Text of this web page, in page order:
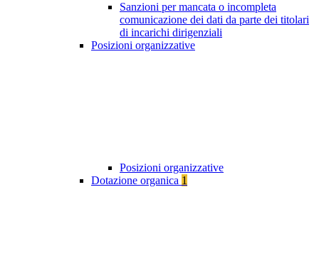
Sanzioni per mancata o incompleta
comunicazione dei dati da parte dei titolari
di incarichi dirigenziali
Posizioni organizzative
Posizioni organizzative
Dotazione organica 1